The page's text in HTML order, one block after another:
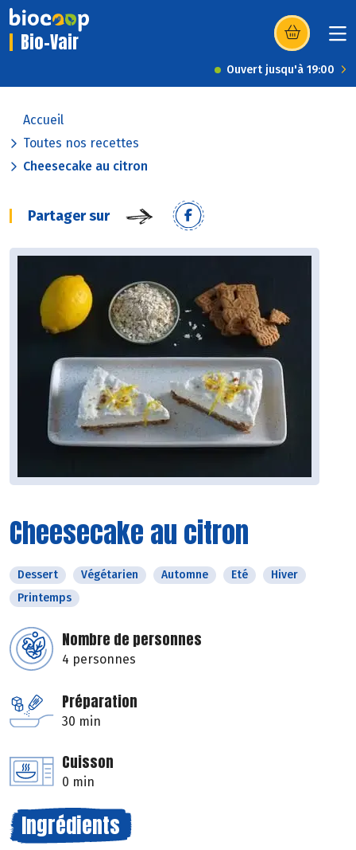
Bio-Vair (s’ouvre dans
Ouvert jusqu'à 19:00
Accueil
Toutes nos recettes
Cheesecake au citron
Partager sur
Cheesecake au citron
Dessert Végétarien Automne Eté
Hiver
Printemps
Nombre de personnes
4 personnes
Préparation
30 min
Cuisson
0 min
Ingrédients